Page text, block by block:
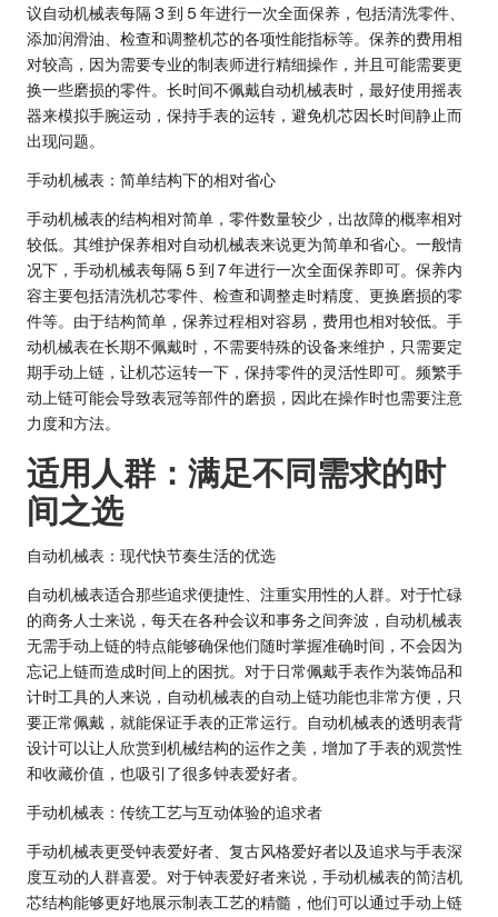
议自动机械表每隔 3 到 5 年进行一次全面保养，包括清洗零件、
添加润滑油、检查和调整机芯的各项性能指标等。保养的费用相
对较高，因为需要专业的制表师进行精细操作，并且可能需要更
换一些磨损的零件。长时间不佩戴自动机械表时，最好使用摇表
器来模拟手腕运动，保持手表的运转，避免机芯因长时间静止而
出现问题。
手动机械表：简单结构下的相对省心
手动机械表的结构相对简单，零件数量较少，出故障的概率相对
较低。其维护保养相对自动机械表来说更为简单和省心。一般情
况下，手动机械表每隔 5 到 7 年进行一次全面保养即可。保养内
容主要包括清洗机芯零件、检查和调整走时精度、更换磨损的零
件等。由于结构简单，保养过程相对容易，费用也相对较低。手
动机械表在长期不佩戴时，不需要特殊的设备来维护，只需要定
期手动上链，让机芯运转一下，保持零件的灵活性即可。频繁手
动上链可能会导致表冠等部件的磨损，因此在操作时也需要注意
力度和方法。
适用人群：满足不同需求的时
间之选
自动机械表：现代快节奏生活的优选
自动机械表适合那些追求便捷性、注重实用性的人群。对于忙碌
的商务人士来说，每天在各种会议和事务之间奔波，自动机械表
无需手动上链的特点能够确保他们随时掌握准确时间，不会因为
忘记上链而造成时间上的困扰。对于日常佩戴手表作为装饰品和
计时工具的人来说，自动机械表的自动上链功能也非常方便，只
要正常佩戴，就能保证手表的正常运行。自动机械表的透明表背
设计可以让人欣赏到机械结构的运作之美，增加了手表的观赏性
和收藏价值，也吸引了很多钟表爱好者。
手动机械表：传统工艺与互动体验的追求者
手动机械表更受钟表爱好者、复古风格爱好者以及追求与手表深
度互动的人群喜爱。对于钟表爱好者来说，手动机械表的简洁机
芯结构能够更好地展示制表工艺的精髓，他们可以通过手动上链